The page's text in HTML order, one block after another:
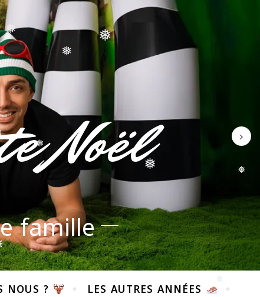
❅
❅
❅
❅
Noël
famille
NOUS ? LES AUTRES ANNÉES